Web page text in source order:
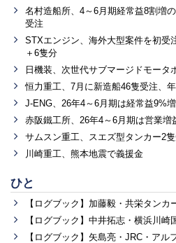
名村造船所、4～6月期経常益8割増
受注
STXエンジン、海外大型案件を初受
＋6隻分
日機装、次世代サブマージドモータ
恒力重工、7月に新造船46隻受注、
J-ENG、26年4～6月期は経常益9%増
赤阪鐵工所、26年4～6月期は営業増
サムスン重工、スエズ型タンカー2
川崎重工、熊本地震で義援金
ひと
【ログブック】加藤毅・共栄タンカ
【ログブック】中井拓志・横浜川崎
【ログブック】矢島亮・JRC・ア